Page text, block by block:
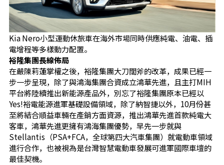
Kia Nero小型運動休旅車在海外市場同時供應純電、油電、插
電增程等多樣動力配置。
裕隆集團長線佈局
在嚴陳莉蓮掌權之後，裕隆集團大刀闊斧的改革，成果已經一
步一步呈現，除了與鴻海集團合資成立鴻華先進，且主打MIH
平台將陸續推出新能源產品外，別忘了裕隆集團原本已經以
Yes!裕電能源進軍基礎設備領域，除了納智捷以外，10月份甚
至將結合順益車輛在產銷方面資源，推出鴻華先進首款純電大
客車，鴻華先進更擁有鴻海集團優勢，早先一步就與
Stellantis（PSA+FCA，全球第四大汽車集團）就電動車領域
進行合作，也被視為是台灣智慧電動車發展可進軍國際車壇的
最佳契機。